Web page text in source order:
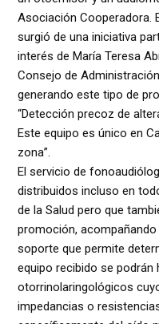
Asociación Cooperadora.
surgió de una iniciativa
interés de María Teresa
Consejo de
generando este tipo de
“Detección precoz de
Este equipo es único en
zona”.
El servicio de
distribuidos incluso en
de la Salud pero que
promoción,
soporte que permite
equipo recibido se podrán
otorrinolaringológicos
impedancias o